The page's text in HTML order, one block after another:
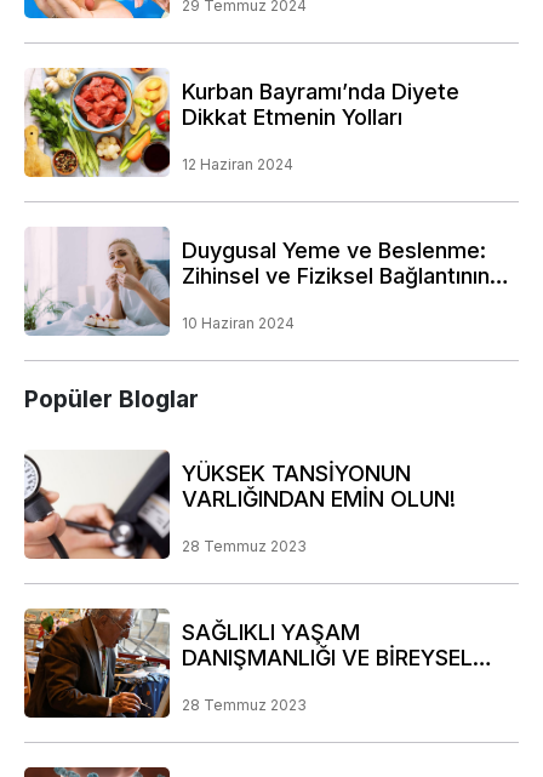
NOKTALAR
29 Temmuz 2024
Kurban Bayramı’nda Diyete
Dikkat Etmenin Yolları
12 Haziran 2024
Duygusal Yeme ve Beslenme:
Zihinsel ve Fiziksel Bağlantının
10 Haziran 2024
Popüler Bloglar
YÜKSEK TANSİYONUN
VARLIĞINDAN EMİN OLUN!
28 Temmuz 2023
SAĞLIKLI YAŞAM
DANIŞMANLIĞI VE BİREYSEL
28 Temmuz 2023